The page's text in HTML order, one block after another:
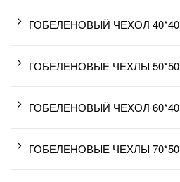
ГОБЕЛЕНОВЫЙ ЧЕХОЛ 40*40
ГОБЕЛЕНОВЫЕ ЧЕХЛЫ 50*50
ГОБЕЛЕНОВЫЙ ЧЕХОЛ 60*40
ГОБЕЛЕНОВЫЕ ЧЕХЛЫ 70*50